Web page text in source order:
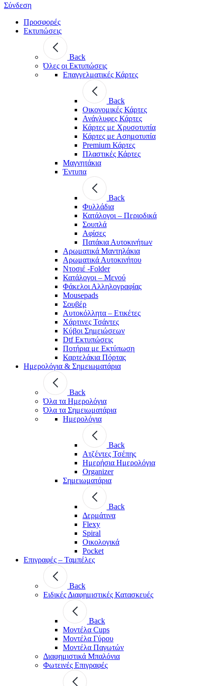
Σύνδεση
Προσφορές
Εκτυπώσεις
Back
Όλες οι Εκτυπώσεις
Επαγγελματικές Κάρτες
Back
Οικονομικές Κάρτες
Ανάγλυφες Κάρτες
Κάρτες με Χρυσοτυπία
Κάρτες με Ασημοτυπία
Premium Κάρτες
Πλαστικές Κάρτες
Μαγνητάκια
Έντυπα
Back
Φυλλάδια
Κατάλογοι – Περιοδικά
Σουπλά
Αφίσες
Πατάκια Αυτοκινήτων
Αρωματικά Μαντηλάκια
Αρωματικά Αυτοκινήτου
Ντοσιέ -Folder
Κατάλογοι – Μενού
Φάκελοι Αλληλογραφίας
Mousepads
Σουβέρ
Αυτοκόλλητα – Ετικέτες
Χάρτινες Τσάντες
Κύβοι Σημειώσεων
Dtf Εκτυπώσεις
Ποτήρια με Εκτύπωση
Καρτελάκια Πόρτας
Ημερολόγια & Σημειωματάρια
Back
Όλα τα Ημερολόγια
Όλα τα Σημειωματάρια
Ημερολόγια
Back
Ατζέντες Τσέπης
Ημερήσια Ημερολόγια
Organizer
Σημειωματάρια
Back
Δερμάτινα
Flexy
Spiral
Οικολογικά
Pocket
Επιγραφές – Ταμπέλες
Back
Ειδικές Διαφημιστικές Κατασκευές
Back
Μοντέλα Cups
Μοντέλα Γύρου
Μοντέλα Παγωτών
Διαφημιστικά Μπαλόνια
Φωτεινές Επιγραφές